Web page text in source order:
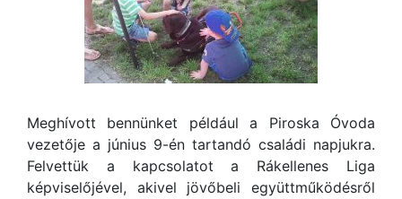
Meghívott bennünket például a Piroska Óvoda
vezetője a június 9-én tartandó családi napjukra.
Felvettük a kapcsolatot a Rákellenes Liga
képviselőjével, akivel jövőbeli együttműködésről